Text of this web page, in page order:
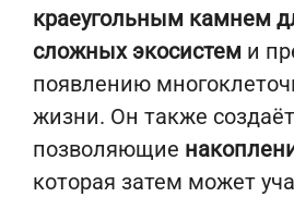
краеугольным камнем
сложных экосистем и
появлению
жизни. Он также
позволяющие
которая затем может